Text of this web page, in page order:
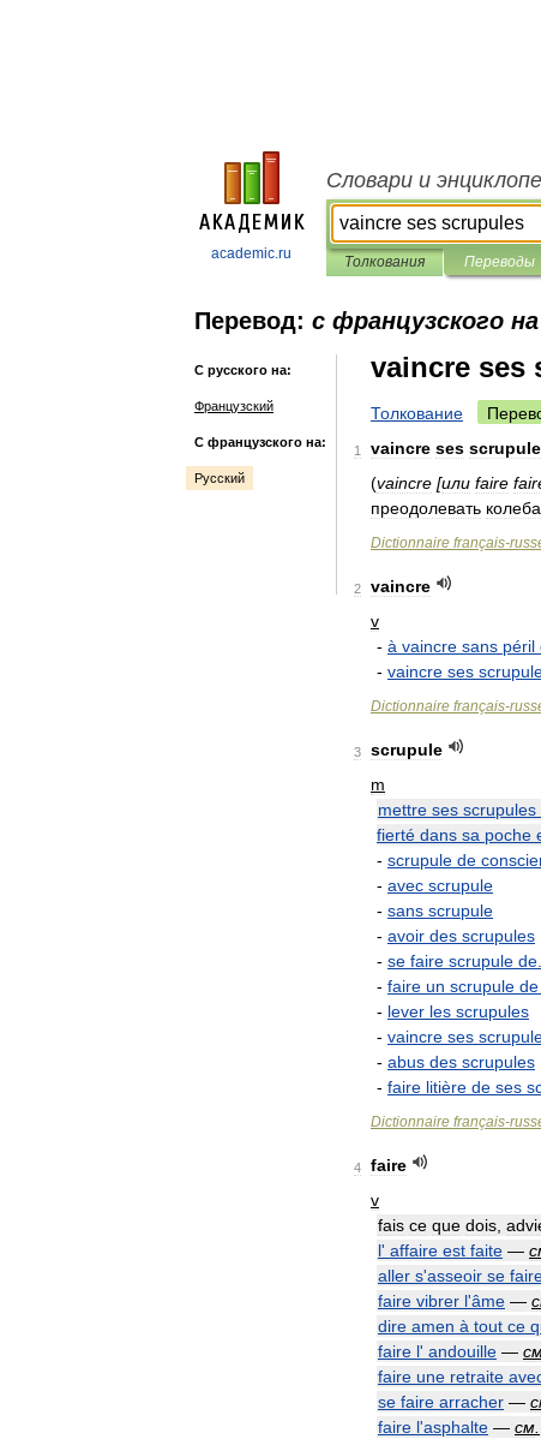
academic.ru
Словари и
Толкования Переводы
Перевод: с французского
С русского на:
Французский
С французского на:
Русский
vaincre ses
Толкование
1 vaincre ses
(vaincre [или faire
преодолевать
Dictionnaire français-
2
vaincre
v
- à vaincre sans péril
- vaincre ses
Dictionnaire français-
3
scrupule
m
mettre ses scrupules
fierté dans sa poche
- scrupule de
- avec scrupule
- sans scrupule
- avoir des scrupules
- se faire scrupule de
- faire un scrupule de
- lever les scrupules
- vaincre ses
- abus des scrupules
- faire litière de ses
Dictionnaire français-
4
faire
v
fais ce que dois
l' affaire est faite —
aller s'asseoir se
faire vibrer l'âme —
dire amen à tout ce
faire l' andouille —
faire une retraite
se faire arracher —
faire l'asphalte — см